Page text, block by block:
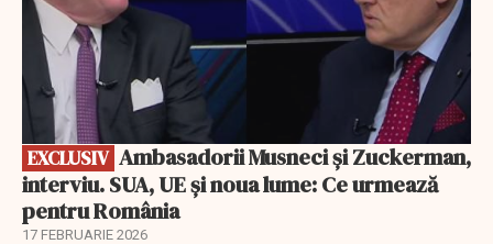
EXCLUSIV
interviu. SUA, UE și noua lume: Ce urmează
pentru România
17 FEBRUARIE 2026